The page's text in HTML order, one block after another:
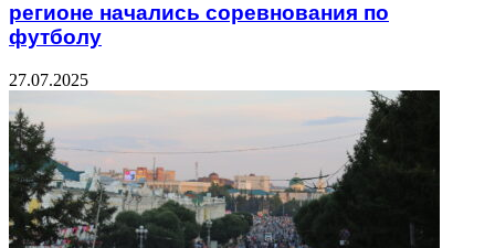
регионе начались соревнования по
футболу
27.07.2025